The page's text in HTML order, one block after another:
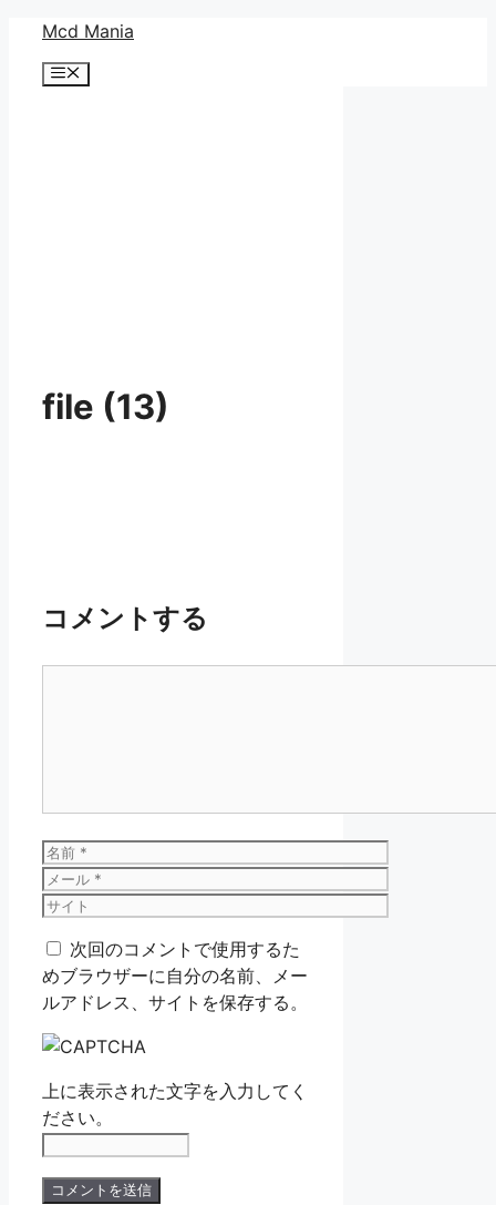
Mcd Mania
メ
file (13)
コメントする
名
前
メ
ー
サ
ト 次回のコメントで使用するた
めブラウザーに自分の名前、メー
ルアドレス、サイトを保存する。
上に表示された文字を入力してく
ださい。